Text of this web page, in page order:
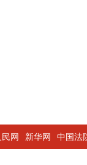
民网 新华网 中国法